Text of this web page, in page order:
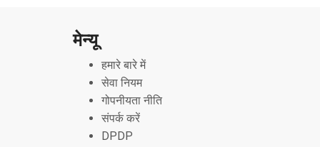
मेन्यू
हमारे बारे में
सेवा नियम
गोपनीयता नीति
संपर्क करें
DPDP